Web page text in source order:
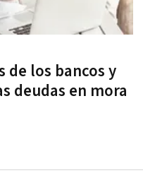
de los bancos y
deudas en mora